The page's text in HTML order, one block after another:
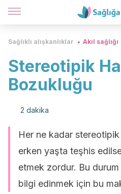
Sağlıklı alışkanlıklar Akıl sağlığı
Stereotipik
Bozukluğu
2 dakika
Her ne kadar
erken yaşta teşhis
etmek zordur. Bu
bilgi edinmek için bu